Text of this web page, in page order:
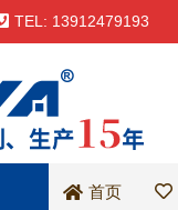
TEL: 13912479193
首页